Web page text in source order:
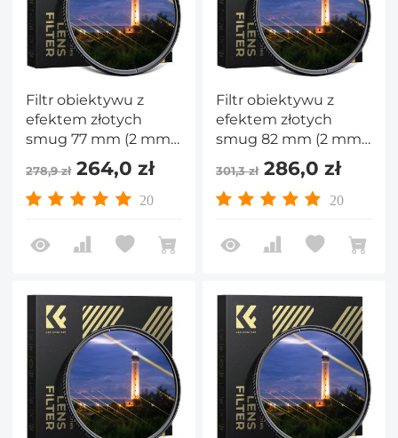
Filtr obiektywu z
efektem złotych
smug 77 mm (2 mm)
anamorficzny filtr
optyczny ze szkła
optycznego z
światła do
obiektywów
fotograficznych serii
Nano-Xcel
278,9 zł264,0 zł
20
Filtr obiektywu z
efektem złotych
smug 82 mm (2 mm)
anamorficzny filtr
optyczny ze szkła
optycznego z
światła do
obiektywów
fotograficznych serii
Nano-Xcel
301,3 zł286,0 zł
20